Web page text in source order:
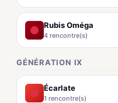
Rubis Oméga
4 rencontre(s)
GÉNÉRATION IX
Écarlate
1 rencontre(s)